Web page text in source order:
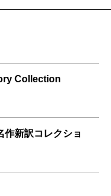
Collection
新訳コレクショ